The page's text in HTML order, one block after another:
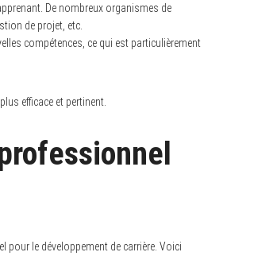
De nombreux organismes de
de projet, etc.
compétences, ce qui est particulièrement
efficace et pertinent.
pour le développement de carrière. Voici